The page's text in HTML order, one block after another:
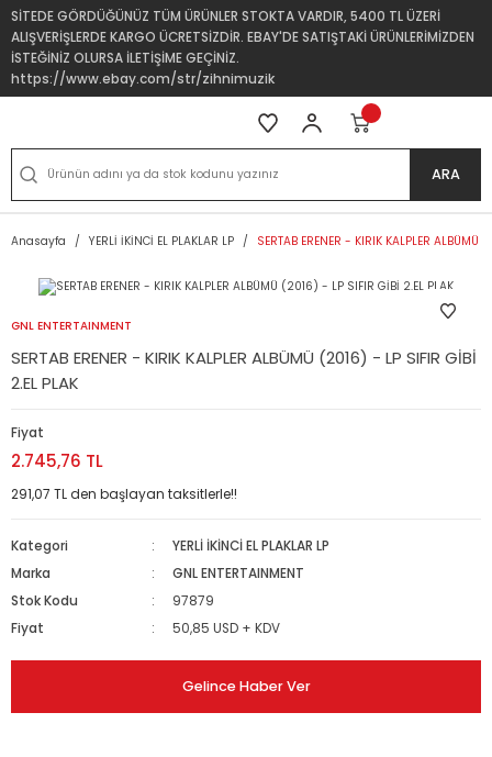
SİTEDE GÖRDÜĞÜNÜZ TÜM ÜRÜNLER STOKTA VARDIR, 5400 TL ÜZERİ
ALIŞVERİŞLERDE KARGO ÜCRETSİZDİR. EBAY'DE SATIŞTAKİ ÜRÜNLERİMİZDEN
İSTEĞİNİZ OLURSA İLETİŞİME GEÇİNİZ.
https://www.ebay.com/str/zihnimuzik
ARA
Anasayfa YERLİ İKİNCİ EL PLAKLAR LP SERTAB ERENER - KIRIK KALPLER
GNL ENTERTAINMENT
SERTAB ERENER - KIRIK KALPLER ALBÜMÜ (2016) - LP SIFIR GİBİ
2.EL PLAK
Fiyat
2.745,76 TL
291,07 TL den başlayan taksitlerle!!
Kategori
YERLİ İKİNCİ EL PLAKLAR LP
Marka
GNL ENTERTAINMENT
Stok Kodu
97879
Fiyat
50,85 USD + KDV
Gelince Haber Ver